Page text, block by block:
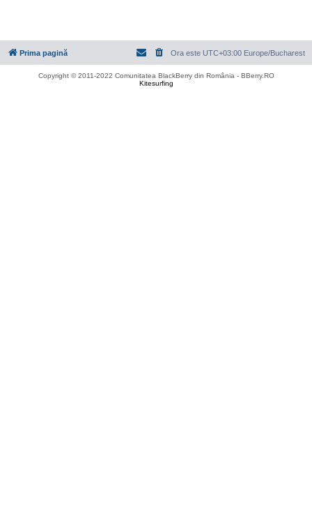
Prima pagină Ora este UTC+03:00 Europe/Bucharest
Copyright © 2011-2022 Comunitatea BlackBerry din România - BBerry.RO
Kitesurfing